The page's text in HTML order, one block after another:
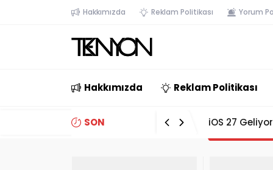
Hakkımızda Reklam Politikası Yorum
Hakkımızda Reklam Politikası
SON
Paste, MCP